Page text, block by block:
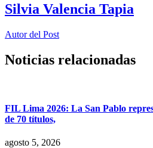
Silvia Valencia Tapia
Autor del Post
Noticias relacionadas
FIL Lima 2026: La San Pablo
de 70 títulos,
agosto 5, 2026